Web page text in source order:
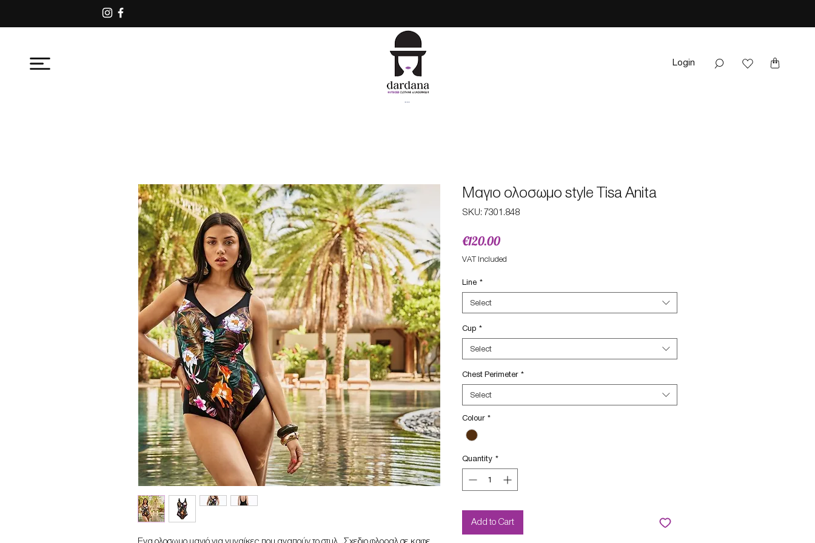
Login
Mαγιο ολοσωμο style Tisa Anita
SKU: 7301.848
€120.00Price
VAT Included
Line *
Select
Cup *
Select
Chest Perimeter *
Select
Colour *
Quantity *
Add to Cart